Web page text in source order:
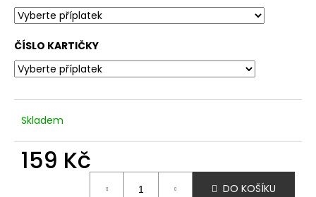
ČÍSLO KARTIČKY
Skladem
159 Kč
DO KOŠÍKU